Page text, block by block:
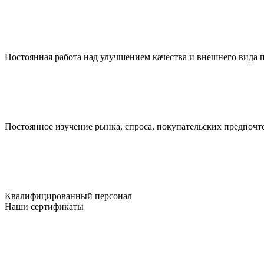
Постоянная работа над улучшением качества и внешнего вида
Постоянное изучение рынка, спроса, покупательских
Квалифицированный персонал
Наши сертификаты